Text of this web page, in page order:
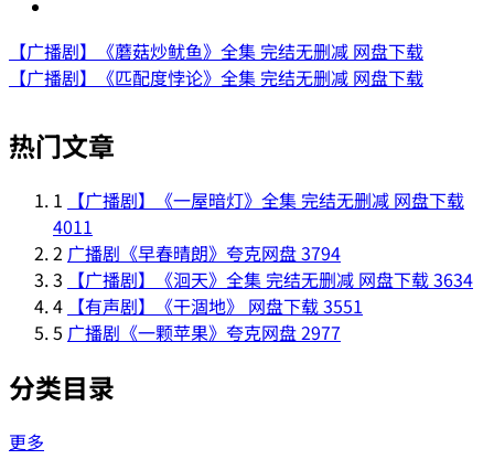
【广播剧】《蘑菇炒鱿鱼》全集 完结无删减 网盘下载
【广播剧】《匹配度悖论》全集 完结无删减 网盘下载
热门文章
1
【广播剧】《一屋暗灯》全集 完结无删减 网盘下载
4011
2 广播剧《早春晴朗》夸克网盘3794
3
【广播剧】《洄天》全集 完结无删减 网盘下载3634
4 【有声剧】《干涸地》 网盘下载3551
5 广播剧《一颗苹果》夸克网盘2977
分类目录
更多